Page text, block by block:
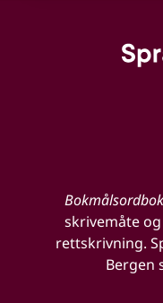
skrivemåte
rettskrivning.
Bergen